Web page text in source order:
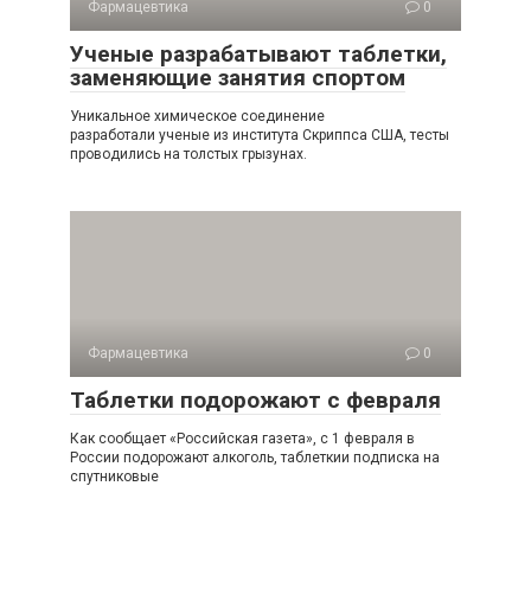
Фармацевтика 0
Ученые разрабатывают таблетки,
заменяющие занятия спортом
Уникальное химическое соединение
разработали ученые из института Скриппса США, тесты
проводились на толстых грызунах.
Фармацевтика 0
Таблетки подорожают с февраля
Как сообщает «Российская газета», с 1 февраля в
России подорожают алкоголь, таблеткии подписка на
спутниковые